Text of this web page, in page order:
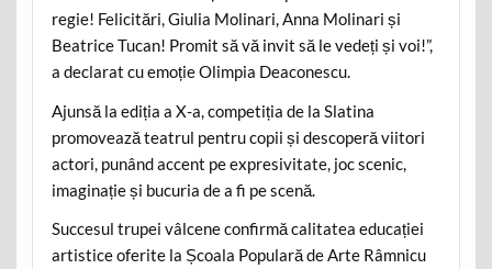
regie! Felicitări, Giulia Molinari, Anna Molinari și
Beatrice Tucan! Promit să vă invit să le vedeți și voi!”,
a declarat cu emoție Olimpia Deaconescu.
Ajunsă la ediția a X-a, competiția de la Slatina
promovează teatrul pentru copii și descoperă viitori
actori, punând accent pe expresivitate, joc scenic,
imaginație și bucuria de a fi pe scenă.
Succesul trupei vâlcene confirmă calitatea educației
artistice oferite la Școala Populară de Arte Râmnicu